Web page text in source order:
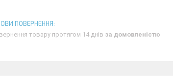
товару протягом 14 днів за домовленістю